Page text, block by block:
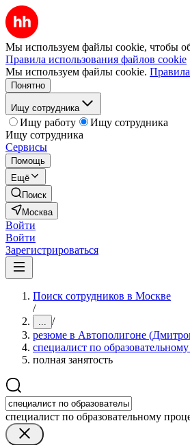
Мы используем файлы cookie, чтобы
Правила использования файлов cookie
Мы используем файлы cookie.
Понятно
Ищу сотрудника
Ищу работу
Ищу сотрудника
Ищу сотрудника
Сервисы
Помощь
Ещё
Поиск
Москва
Войти
Войти
Зарегистрироваться
Поиск сотрудников в Москве
/
... /
резюме в Автополигоне
специалист по
полная занятость
специалист по образовательному